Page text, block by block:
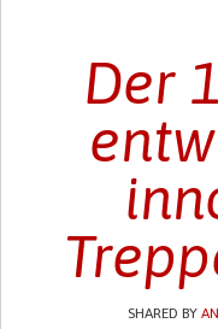
Der
SHARED BY